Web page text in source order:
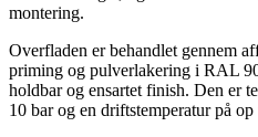
montering.
Overfladen er behandlet gennem
priming og pulverlakering i RAL
holdbar og ensartet finish. Den er
10 bar og en driftstemperatur på